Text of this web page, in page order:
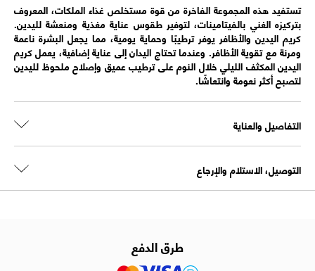
تستفيد هذه المجموعة الفاخرة من قوة مستخلص غذاء الملكات، المعروف
بتركيزه الغني بالفيتامينات، لتوفير طقوس عناية مغذية ومنعشة لليدين.
كريم اليدين والأظافر يوفر ترطيبًا وحماية يومية، مما يجعل البشرة ناعمة
ومرنة مع تقوية الأظافر. وعندما تحتاج اليدان إلى عناية إضافية، يعمل كريم
اليدين المكثف الليلي خلال النوم على ترطيب عميق وإصلاح ملحوظ لليدين
لتصبح أكثر نعومة وانتعاشًا.
التفاصيل والعناية
التوصيل، الاستلام والإرجاع
طرق الدفع